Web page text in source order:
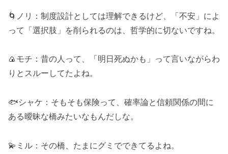
🌀ノリ：制度設計としては理解できるけど、「不安」によ
って「選択肢」を削られるのは、哲学的に切ないですね。
🍙モチ：昔の人って、「明日死ぬかも」って言いながらわ
りとスルーしてたよね。
🐟シャケ：そもそも保険って、確率論と信頼関係の間に
ある曖昧な橋みたいなもんだしな。
💫ミル：その橋、たまにグミでできてるよね。